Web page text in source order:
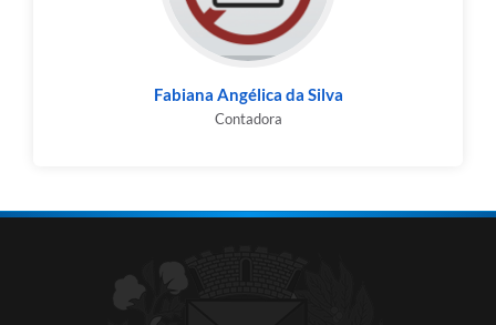
Fabiana Angélica da Silva
Contadora